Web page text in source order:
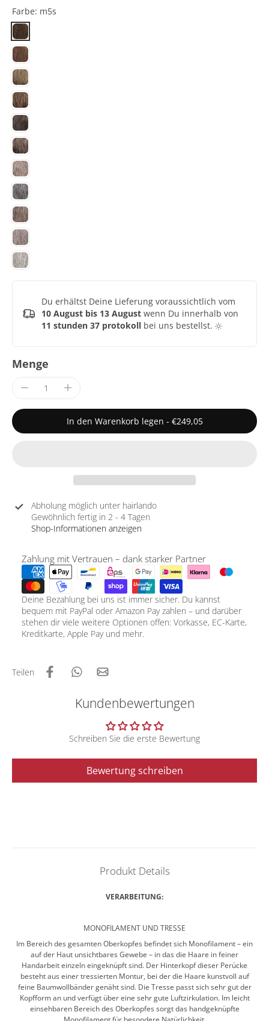
Farbe: m5s
Du erhältst Deine Lieferung voraussichtlich vom
10 August bis 13 August wenn Du innerhalb von
11 stunden 37 protokoll bei uns bestellst.
Menge
In den Warenkorb legen - €249,05
Abholung möglich unter hairlando
Gewöhnlich fertig in 2 - 4 Tagen
Shop-Informationen anzeigen
Zahlung mit Vertrauen – dank starker Partner
Deine Bezahlung bei uns ist immer sicher. Du kannst
bequem mit PayPal oder Amazon Pay zahlen – und darüber
stehen dir viele weitere Optionen offen: Vorkasse, EC-Karte,
Kreditkarte, Apple Pay und mehr.
Teilen
Kundenbewertungen
Schreiben Sie die erste Bewertung
Bewertung schreiben
Produkt Details
VERARBEITUNG:
MONOFILAMENT UND TRESSE
Im Bereich des gesamten Oberkopfes befindet sich Monofilament – ein
auf der Haut unsichtbares Gewebe – in das die Haare in feiner
Handarbeit einzeln eingeknüpft sind. Der Hinterkopf dieser Perücke
besteht aus einer tressierten Montur, bei der die Haare kunstvoll auf
feine Baumwollbänder genäht sind. Die Tresse passt sich sehr gut der
Kopfform an und verfügt über eine sehr gute Luftzirkulation. Im leicht
einsehbaren Bereich des Oberkopfes sorgt das handgeknüpfte